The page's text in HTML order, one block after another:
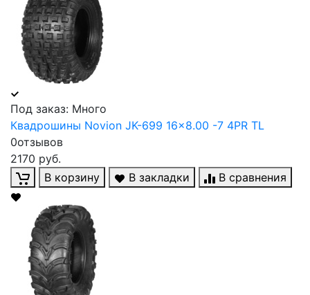
Под заказ: Много
Квадрошины Novion JK-699 16x8.00 -7 4PR TL
0отзывов
2170 руб.
В корзину
В закладки В сравнения